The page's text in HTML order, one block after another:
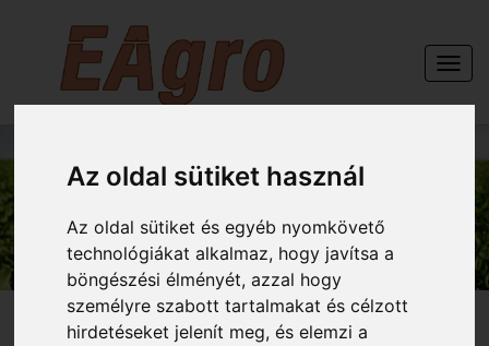
Az oldal sütiket használ
Az oldal sütiket és egyéb nyomkövető
technológiákat alkalmaz, hogy javítsa a
böngészési élményét, azzal hogy
személyre szabott tartalmakat és célzott
hirdetéseket jelenít meg, és elemzi a
GÉPEINK